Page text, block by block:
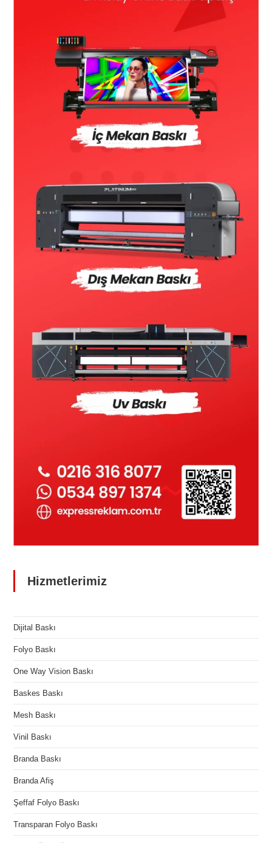
Hizmetlerimiz
Dijital Baskı
Folyo Baskı
One Way Vision Baskı
Baskes Baskı
Mesh Baskı
Vinil Baskı
Branda Baskı
Branda Afiş
Şeffaf Folyo Baskı
Transparan Folyo Baskı